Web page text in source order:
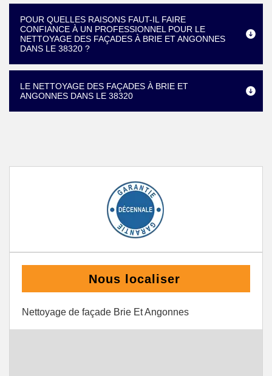
POUR QUELLES RAISONS FAUT-IL FAIRE
CONFIANCE À UN PROFESSIONNEL POUR LE
NETTOYAGE DES FAÇADES À BRIE ET ANGONNES
DANS LE 38320 ?
LE NETTOYAGE DES FAÇADES À BRIE ET
ANGONNES DANS LE 38320
Nous localiser
Nettoyage de façade Brie Et Angonnes